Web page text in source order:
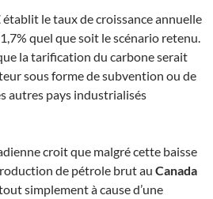
établit le taux de croissance annuelle
quel que soit le scénario retenu.
la tarification du carbone serait
sous forme de subvention ou de
autres pays industrialisés
croit que malgré cette baisse
de pétrole brut au Canada
simplement à cause d’une